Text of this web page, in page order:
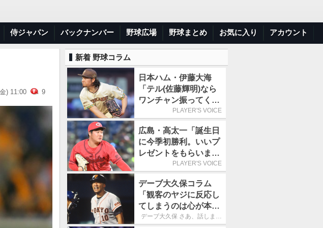
侍ジャパン バックナンバー 野球広場 野球まとめ お気に入り アカウント
) 11:00 9
新着 野球コラム
日本ハム・伊藤大海
「テル(佐藤輝明)なら
ワンチャン振ってくれ
るかなと思って超スロ
た」／魔球
PLAYER'S VOICE
広島・高太一「誕生日
に今季初勝利。いいプ
レゼントをもらいまし
た」／バースデー星
PLAYER'S VOICE
デーブ大久保コラム
「観客のヤジに反応し
てしまうのは心が本当
に純粋だからなので
デーブ大久保 さあ、話しまし
ょう！